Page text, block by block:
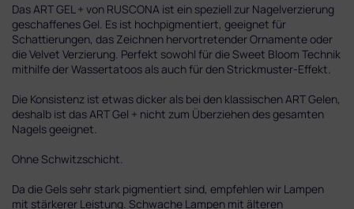
Das ART GEL + von RUSCONA ist ein speziell zur Nagelverzierung
geschaffenes Gel. Es ist hochpigmentiert, geeignet für
Schattierungen, das Zeichnen hervortretender Ornamente oder
die Velvet Verzierung. Perfekt sowohl für die Sweet Bloom Technik
mithilfe der Wassertatoos als auch für den Strickmuster-Effekt.
Die Konsistenz ist etwas dicker als bei den klassischen ART Gelen,
deshalb ist das ART Gel + nicht zum Überziehen des gesamten
Nagels geeignet.
Ohne Schwitzschicht.
Da die Gels sehr stark pigmentiert sind, empfehlen wir Lampen
mit stärkerer Leistung. Schwache Lampen mit älteren